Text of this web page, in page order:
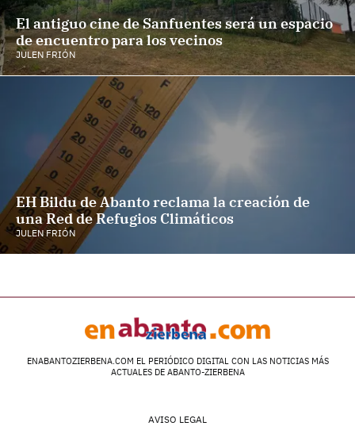
El antiguo cine de Sanfuentes será un espacio
de encuentro para los vecinos
JULEN FRIÓN
EH Bildu de Abanto reclama la creación de
una Red de Refugios Climáticos
JULEN FRIÓN
ENABANTOZIERBENA.COM EL PERIÓDICO DIGITAL CON LAS NOTICIAS MÁS
ACTUALES DE ABANTO-ZIERBENA
AVISO LEGAL